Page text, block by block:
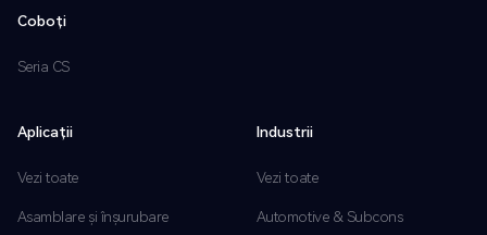
Coboți
Seria CS
Aplicații
Vezi toate
Asamblare și înșurubare
Industrii
Vezi toate
Automotive & Subcons